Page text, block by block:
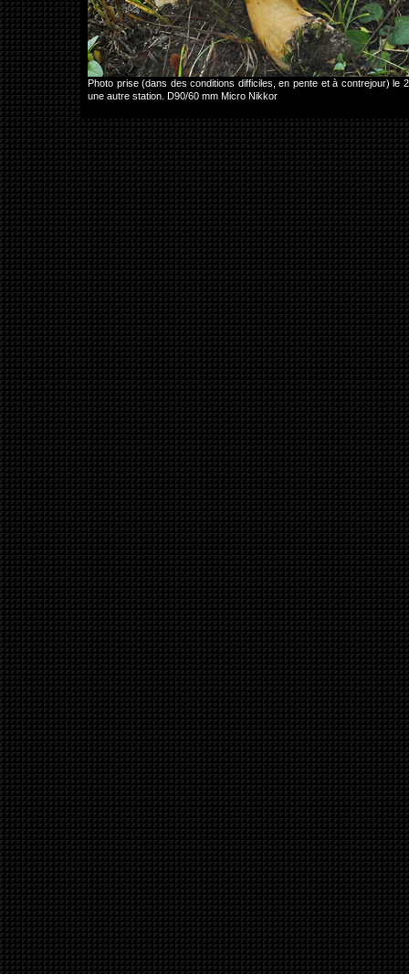
Photo prise (dans des conditions difficiles, en pente et à contrejour)
une autre station. D90/60 mm Micro Nikkor